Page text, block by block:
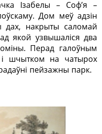
Ізабелы – Соф’я –
Дом меў адзін
дах, накрыты саломай
якой узвышаліся два
Перад галоўным
шчытком на чатырох
пейзажны парк.